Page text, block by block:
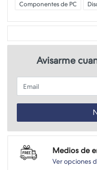
Componentes de PC
Avisarme
Email
Medios de
Ver opciones